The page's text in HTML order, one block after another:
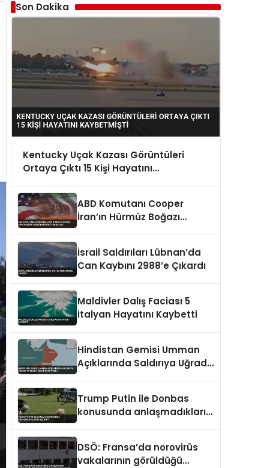
Son Dakika
Kentucky Uçak Kazası Görüntüleri
Ortaya Çıktı 15 Kişi Hayatını
ABD Komutanı Cooper
İran’ın Hürmüz Boğazı
İsrail Saldırıları Lübnan’da
Can Kaybını 2988’e Çıkardı
Maldivler Dalış Faciası 5
İtalyan Hayatını Kaybetti
Hindistan Gemisi Umman
Açıklarında Saldırıya Uğradı
Trump Putin ile Donbas
konusunda anlaşmadıklarını
DSÖ: Fransa’da norovirüs
vakalarının görüldüğü